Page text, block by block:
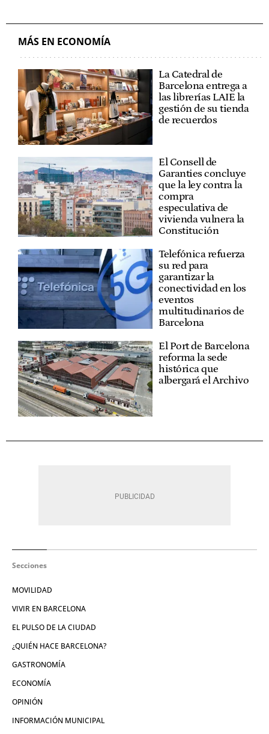
MÁS EN ECONOMÍA
La Catedral de
Barcelona entrega a
las librerías LAIE la
gestión de su tienda
de recuerdos
El Consell de
Garanties concluye
que la ley contra la
compra
especulativa de
vivienda vulnera la
Constitución
Telefónica refuerza
su red para
garantizar la
conectividad en los
eventos
multitudinarios de
Barcelona
El Port de Barcelona
reforma la sede
histórica que
albergará el Archivo
Secciones
MOVILIDAD
VIVIR EN BARCELONA
EL PULSO DE LA CIUDAD
¿QUIÉN HACE BARCELONA?
GASTRONOMÍA
ECONOMÍA
OPINIÓN
INFORMACIÓN MUNICIPAL